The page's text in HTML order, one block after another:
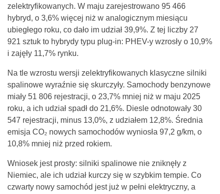
zelektryfikowanych. W maju zarejestrowano 95 466
hybryd, o 3,6% więcej niż w analogicznym miesiącu
ubiegłego roku, co dało im udział 39,9%. Z tej liczby 27
921 sztuk to hybrydy typu plug-in: PHEV-y wzrosły o 10,9%
i zajęły 11,7% rynku.
Na tle wzrostu wersji zelektryfikowanych klasyczne silniki
spalinowe wyraźnie się skurczyły. Samochody benzynowe
miały 51 806 rejestracji, o 23,7% mniej niż w maju 2025
roku, a ich udział spadł do 21,6%. Diesle odnotowały 30
547 rejestracji, minus 13,0%, z udziałem 12,8%. Średnia
emisja CO₂ nowych samochodów wyniosła 97,2 g/km, o
10,8% mniej niż przed rokiem.
Wniosek jest prosty: silniki spalinowe nie zniknęły z
Niemiec, ale ich udział kurczy się w szybkim tempie. Co
czwarty nowy samochód jest już w pełni elektryczny, a